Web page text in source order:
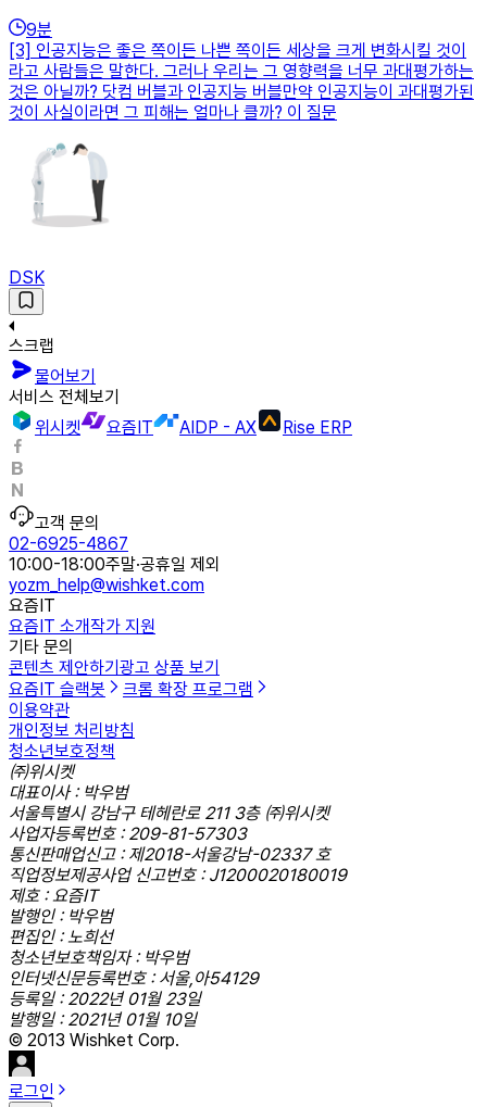
9분
[3] 인공지능은 좋은 쪽이든 나쁜 쪽이든 세상을 크게 변화시킬 것이
라고 사람들은 말한다. 그러나 우리는 그 영향력을 너무 과대평가하는
것은 아닐까? 닷컴 버블과 인공지능 버블만약 인공지능이 과대평가된
것이 사실이라면 그 피해는 얼마나 클까? 이 질문
DSK
스크랩
물어보기
서비스 전체보기
위시켓
요즘IT AIDP - AX Rise ERP
고객 문의
02-6925-4867
10:00-18:00주말·공휴일 제외
yozm_help@wishket.com
요즘IT
요즘IT 소개작가 지원
기타 문의
콘텐츠 제안하기 광고 상품 보기
요즘IT 슬랙봇
크롬 확장 프로그램
이용약관
개인정보 처리방침
청소년보호정책
㈜위시켓
대표이사 : 박우범
서울특별시 강남구 테헤란로 211 3층 ㈜위시켓
사업자등록번호 : 209-81-57303
통신판매업신고 : 제2018-서울강남-02337 호
직업정보제공사업 신고번호 : J1200020180019
제호 : 요즘IT
발행인 : 박우범
편집인 : 노희선
청소년보호책임자 : 박우범
인터넷신문등록번호 : 서울,아54129
등록일 : 2022년 01월 23일
발행일 : 2021년 01월 10일
© 2013 Wishket Corp.
로그인